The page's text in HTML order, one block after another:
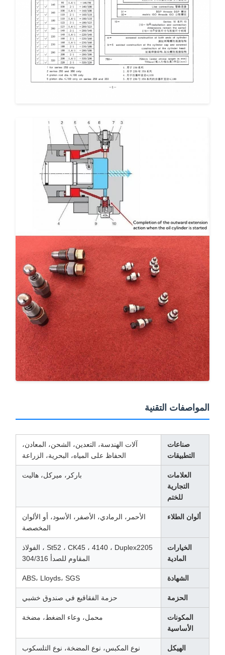
المواصفات التقنية
صناعات
التطبيقات
آلات الهندسة، التعدين، الشحن، المعادن،
الحفاظ على المياه، البحرية، الزراعة
العلامات
التجارية
باركر، ميركل، هاليت
ألوان الطلاء
الأحمر، الرمادي، الأصفر، الأسود، أو الألوان
المخصصة
الخيارات
المادية
St52 ، CK45 ، 4140 ، Duplex2205 ، الفولاذ
المقاوم للصدأ 304/316
الشهادة ABS، Lloyds، SGS
الحزمة حزمة الفقاقيع في صندوق خشبي
المكونات
الأساسية
محمل، وعاء الضغط، مضخة
الهيكل نوع المكبس، نوع المضخة، نوع التلسكوب